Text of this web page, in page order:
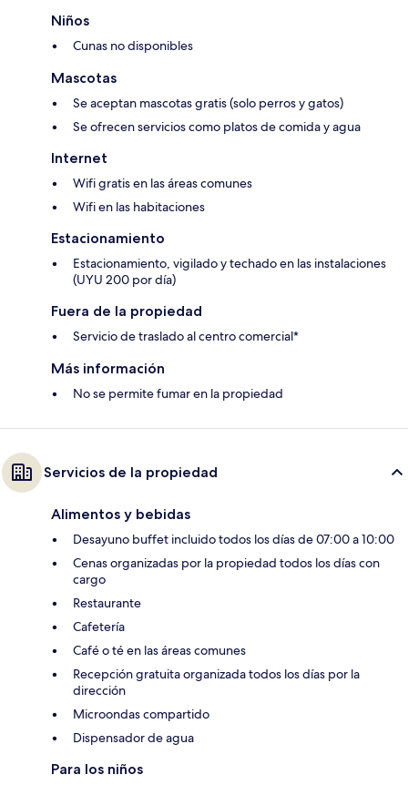
Niños
Cunas no disponibles
Mascotas
Se aceptan mascotas gratis (solo perros y gatos)
Se ofrecen servicios como platos de comida y agua
Internet
Wifi gratis en las áreas comunes
Wifi en las habitaciones
Estacionamiento
Estacionamiento, vigilado y techado en las instalaciones
(UYU 200 por día)
Fuera de la propiedad
Servicio de traslado al centro comercial*
Más información
No se permite fumar en la propiedad
Servicios de la propiedad
Alimentos y bebidas
Desayuno buffet incluido todos los días de 07:00 a 10:00
Cenas organizadas por la propiedad todos los días con
cargo
Restaurante
Cafetería
Café o té en las áreas comunes
Recepción gratuita organizada todos los días por la
dirección
Microondas compartido
Dispensador de agua
Para los niños